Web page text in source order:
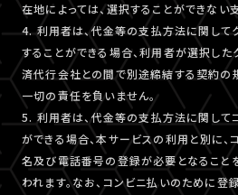
在地によっては、選択することができない
4. 利用者は、代金等の支払方法に関して
することができる場合、利用者が選択し
済代行会社との間で別途締結する契約の
一切の責任を負いません。
5. 利用者は、代金等の支払方法に関して
ができる場合、本サービスの利用と別に
名及び電話番号の登録が必要となること
われます。なお、コンビニ払いのために登